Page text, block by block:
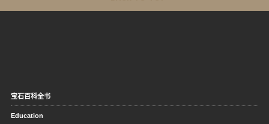
宝石百科全书
Education